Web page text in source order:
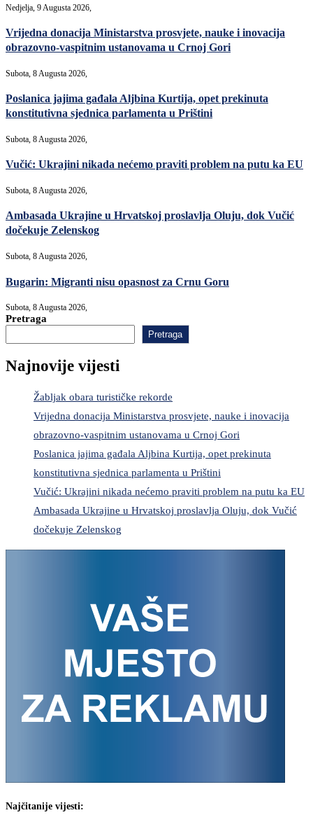
Nedjelja, 9 Augusta 2026,
Vrijedna donacija Ministarstva prosvjete, nauke i inovacija
obrazovno-vaspitnim ustanovama u Crnoj Gori
Subota, 8 Augusta 2026,
Poslanica jajima gađala Aljbina Kurtija, opet prekinuta
konstitutivna sjednica parlamenta u Prištini
Subota, 8 Augusta 2026,
Vučić: Ukrajini nikada nećemo praviti problem na putu ka EU
Subota, 8 Augusta 2026,
Ambasada Ukrajine u Hrvatskoj proslavlja Oluju, dok Vučić
dočekuje Zelenskog
Subota, 8 Augusta 2026,
Bugarin: Migranti nisu opasnost za Crnu Goru
Subota, 8 Augusta 2026,
Pretraga
Pretraga
Najnovije vijesti
Žabljak obara turističke rekorde
Vrijedna donacija Ministarstva prosvjete, nauke i inovacija
obrazovno-vaspitnim ustanovama u Crnoj Gori
Poslanica jajima gađala Aljbina Kurtija, opet prekinuta
konstitutivna sjednica parlamenta u Prištini
Vučić: Ukrajini nikada nećemo praviti problem na putu ka EU
Ambasada Ukrajine u Hrvatskoj proslavlja Oluju, dok Vučić
dočekuje Zelenskog
Najčitanije vijesti: